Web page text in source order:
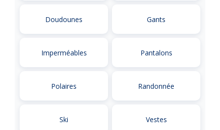
Doudounes Gants
Imperméables Pantalons
Polaires Randonnée
Ski Vestes